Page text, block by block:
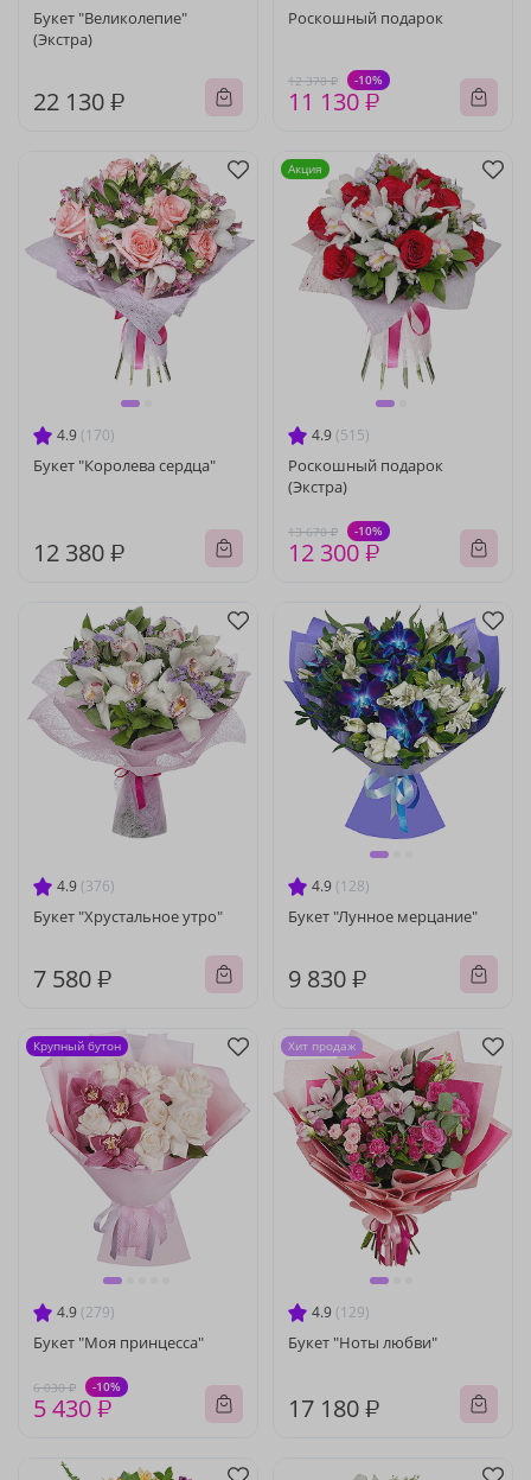
Букет "Великолепие"
(Экстра)
22 130 ₽
Роскошный подарок
12 370 ₽ -10%
11 130 ₽
4.9 (170)
Букет "Королева сердца"
12 380 ₽
4.9 (515)
Роскошный подарок
(Экстра)
13 670 ₽ -10%
12 300 ₽
Акция
4.9 (376)
Букет "Хрустальное утро"
7 580 ₽
4.9 (128)
Букет "Лунное мерцание"
9 830 ₽
4.9 (279)
Букет "Моя принцесса"
6 030 ₽ -10%
5 430 ₽
Крупный бутон
4.9 (129)
Букет "Ноты любви"
17 180 ₽
Хит продаж